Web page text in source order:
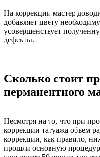
На коррекции мастер
добавляет цвету
усовершенствует
дефекты.
Сколько стоит
перманентного
Несмотря на то, что при
коррекции татуажа объем
коррекции, как правило,
прошли основную